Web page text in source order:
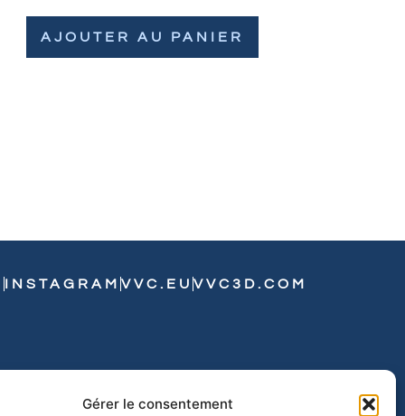
Gérer le consentement
AJOUTER AU PANIER
INSTAGRAM VVC.EU VVC3D.COM